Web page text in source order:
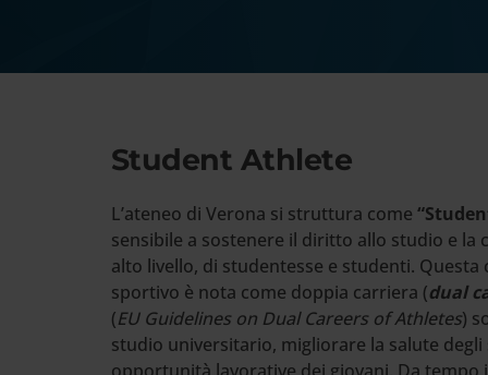
sito
Student Athlete
L’ateneo di Verona si struttura come
sensibile a sostenere il diritto allo studio e
alto livello, di studentesse e studenti.
sportivo è nota come doppia carriera (dual
(EU Guidelines on Dual Careers of Athletes)
studio universitario, migliorare la salute
opportunità lavorative dei giovani. Da